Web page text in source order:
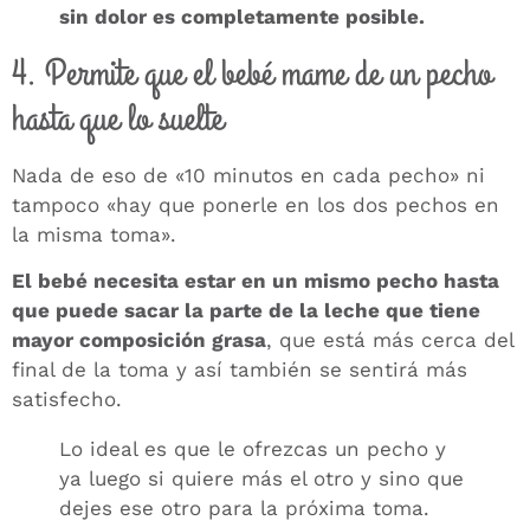
sin dolor es completamente posible.
4. Permite que el bebé mame de un pecho
hasta que lo suelte
Nada de eso de «10 minutos en cada pecho» ni
tampoco «hay que ponerle en los dos pechos en
la misma toma».
El bebé necesita estar en un mismo pecho hasta
que puede sacar la parte de la leche que tiene
mayor composición grasa, que está más cerca del
final de la toma y así también se sentirá más
satisfecho.
Lo ideal es que le ofrezcas un pecho y
ya luego si quiere más el otro y sino que
dejes ese otro para la próxima toma.